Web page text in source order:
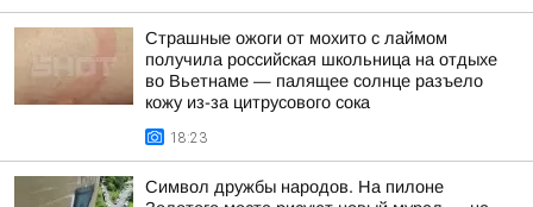
Страшные ожоги от мохито с лаймом
получила российская школьница на отдыхе
во Вьетнаме — палящее солнце разъело
кожу из-за цитрусового сока
18:23
Символ дружбы народов. На пилоне